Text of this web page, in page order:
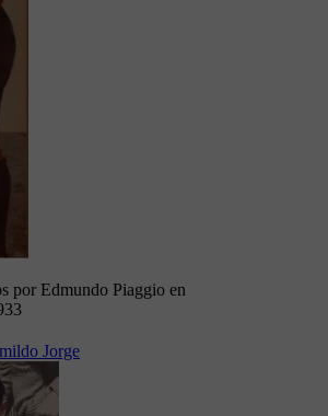
por Edmundo Piaggio en
Jorge